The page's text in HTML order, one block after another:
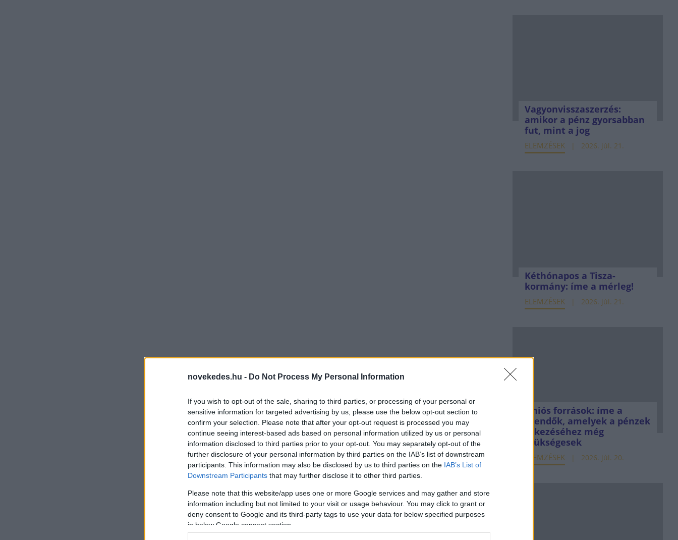
novekedes.hu - Do Not Process My Personal Information
If you wish to opt-out of the sale, sharing to third parties, or processing of your personal or
sensitive information for targeted advertising by us, please use the below opt-out section to
confirm your selection. Please note that after your opt-out request is processed you may
continue seeing interest-based ads based on personal information utilized by us or personal
information disclosed to third parties prior to your opt-out. You may separately opt-out of the
further disclosure of your personal information by third parties on the IAB’s list of downstream
participants. This information may also be disclosed by us to third parties on the IAB’s List of
Downstream Participants that may further disclose it to other third parties.
Please note that this website/app uses one or more Google services and may gather and store
information including but not limited to your visit or usage behaviour. You may click to grant or
deny consent to Google and its third-party tags to use your data for below specified purposes
in below Google consent section.
Vagyonvisszaszerzés:
amikor a pénz gyorsabban
fut, mint a jog
ELEMZÉSEK 2026. júl. 21.
Kéthónapos a Tisza-
kormány: íme a mérleg!
ELEMZÉSEK 2026. júl. 21.
Uniós források: íme a
teendők, amelyek a pénzek
érkezéséhez még
szükségesek
ELEMZÉSEK 2026. júl. 20.